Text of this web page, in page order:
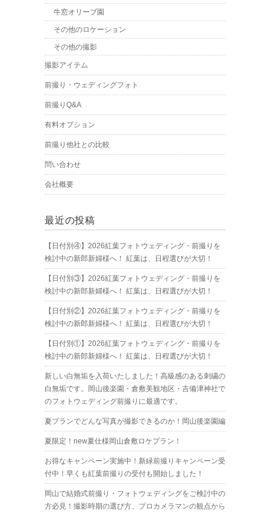
牛窓オリーブ園
その他のロケーション
その他の撮影
撮影アイテム
前撮り・ウェディングフォト
前撮りQ&A
有料オプション
前撮り他社との比較
問い合わせ
会社概要
最近の投稿
【日付別④】2026紅葉フォトウェディング・前撮りを
検討中の新郎新婦様へ！ 紅葉は、日程選びが大切！
【日付別③】2026紅葉フォトウェディング・前撮りを
検討中の新郎新婦様へ！ 紅葉は、日程選びが大切！
【日付別②】2026紅葉フォトウェディング・前撮りを
検討中の新郎新婦様へ！ 紅葉は、日程選びが大切！
【日付別①】2026紅葉フォトウェディング・前撮りを
検討中の新郎新婦様へ！ 紅葉は、日程選びが大切！
新しい白無垢を入荷いたしました！高級感のある刺繍の
白無垢です。岡山後楽園・倉敷美観地区・吉備津神社で
のフォトウェディング前撮りに最適です。
夏プランでどんな写真が撮影できるのか！岡山後楽園編
夏限定！new夏仕様岡山倉敷ロケプラン！
お得なキャンペーン実施中！新緑前撮りキャンペーン受
付中！早くも紅葉前撮りの受付も開始しました！
岡山で結婚式前撮り・フォトウェディングをご検討中の
方必見！撮影時期の選び方、プロカメラマンの観点から